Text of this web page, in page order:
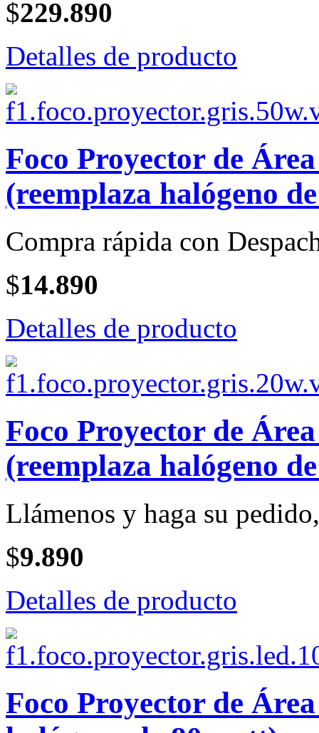
$229.890
Detalles de producto
Foco Proyector de
(reemplaza halógeno
Compra rápida con
$14.890
Detalles de producto
Foco Proyector de
(reemplaza halógeno
Llámenos y haga su
$9.890
Detalles de producto
Foco Proyector de